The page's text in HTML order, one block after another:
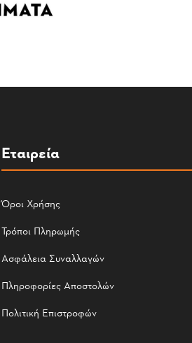
Εταιρεία
Όροι Χρήσης
Τρόποι Πληρωμής
Ασφάλεια Συναλλαγών
Πληροφορίες Αποστολών
Πολιτική Επιστροφών